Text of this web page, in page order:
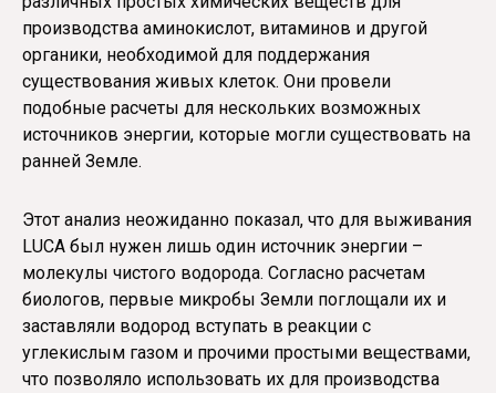
производства аминокислот, витаминов и другой
органики, необходимой для поддержания
существования живых клеток. Они провели
подобные расчеты для нескольких возможных
источников энергии, которые могли существовать на
ранней Земле.
Этот анализ неожиданно показал, что для выживания
LUCA был нужен лишь один источник энергии –
молекулы чистого водорода. Согласно расчетам
биологов, первые микробы Земли поглощали их и
заставляли водород вступать в реакции с
углекислым газом и прочими простыми веществами,
что позволяло использовать их для производства